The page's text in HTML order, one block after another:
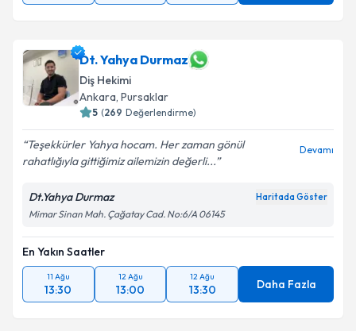
Dt. Yahya Durmaz
Diş Hekimi
Ankara, Pursaklar
5 (269 Değerlendirme)
Teşekkürler Yahya hocam. Her zaman gönül
rahatlığıyla gittiğimiz ailemizin değerli...
Devamı
Dt.Yahya Durmaz Haritada Göster
Mimar Sinan Mah. Çağatay Cad. No:6/A 06145
En Yakın Saatler
11 Ağu
13:30
12 Ağu
13:00
12 Ağu
13:30 Daha Fazla